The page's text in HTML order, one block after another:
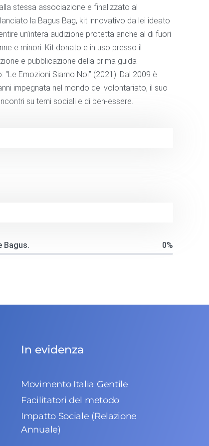
stessa associazione e finalizzato al
la Bagus Bag, kit innovativo da lei ideato
un’intera audizione protetta anche al di fuori
e minori. Kit donato e in uso presso il
e pubblicazione della prima guida
Emozioni Siamo Noi” (2021). Dal 2009 è
impegnata nel mondo del volontariato, il suo
su temi sociali e di ben-essere.
Bagus. 0%
In evidenza
Movimento Italia Gentile
Facilitatori del metodo
Impatto Sociale (Relazione
Annuale)